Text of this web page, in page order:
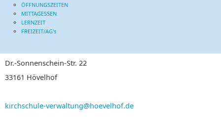
ÖFFNUNGSZEITEN
MITTAGESSEN
LERNZEIT
FREIZEIT/AG's
Dr.-Sonnenschein-Str. 22
33161 Hövelhof
kirchschule-verwaltung@hoevelhof.de